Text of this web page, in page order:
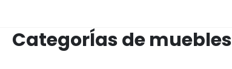
CategorÍas de muebles